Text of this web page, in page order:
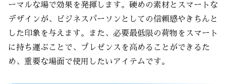
ーマルな場で効果を発揮します。硬めの素材とスマートな
デザインが、ビジネスパーソンとしての信頼感やきちんと
した印象を与えます。また、必要最低限の荷物をスマート
に持ち運ぶことで、プレゼンスを高めることができるた
め、重要な場面で使用したいアイテムです。